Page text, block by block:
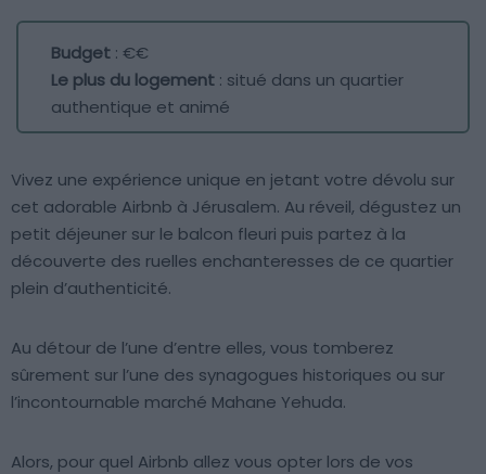
Budget : €€
Le plus du logement : situé dans un quartier
authentique et animé
Vivez une expérience unique en jetant votre dévolu sur
cet adorable Airbnb à Jérusalem. Au réveil, dégustez un
petit déjeuner sur le balcon fleuri puis partez à la
découverte des ruelles enchanteresses de ce quartier
plein d’authenticité.
Au détour de l’une d’entre elles, vous tomberez
sûrement sur l’une des synagogues historiques ou sur
l’incontournable marché Mahane Yehuda.
Alors, pour quel Airbnb allez vous opter lors de vos